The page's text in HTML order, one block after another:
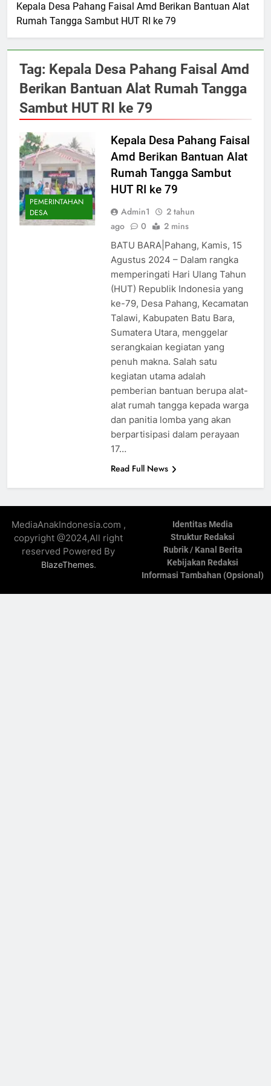
Kepala Desa Pahang Faisal Amd Berikan Bantuan Alat
Rumah Tangga Sambut HUT RI ke 79
Tag: Kepala Desa Pahang Faisal Amd
Berikan Bantuan Alat Rumah Tangga
Sambut HUT RI ke 79
PEMERINTAHAN
DESA
Kepala Desa Pahang Faisal
Amd Berikan Bantuan Alat
Rumah Tangga Sambut
HUT RI ke 79
Admin1
2 tahun
ago
0 2 mins
BATU BARA|Pahang, Kamis, 15
Agustus 2024 – Dalam rangka
memperingati Hari Ulang Tahun
(HUT) Republik Indonesia yang
ke-79, Desa Pahang, Kecamatan
Talawi, Kabupaten Batu Bara,
Sumatera Utara, menggelar
serangkaian kegiatan yang
penuh makna. Salah satu
kegiatan utama adalah
pemberian bantuan berupa alat-
alat rumah tangga kepada warga
dan panitia lomba yang akan
berpartisipasi dalam perayaan
17…
Read Full News
MediaAnakIndonesia.com ,
copyright @2024,All right
reserved Powered By
BlazeThemes.
Identitas Media
Struktur Redaksi
Rubrik / Kanal Berita
Kebijakan Redaksi
Informasi Tambahan (Opsional)